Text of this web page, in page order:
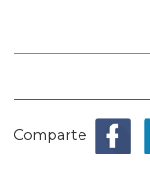
Comparte